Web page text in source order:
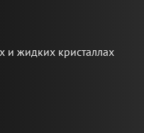
и жидких кристаллах